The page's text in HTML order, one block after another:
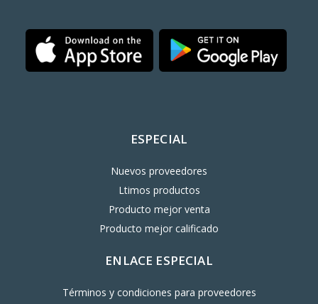
ESPECIAL
Nuevos proveedores
Ltimos productos
Producto mejor venta
Producto mejor calificado
ENLACE ESPECIAL
Términos y condiciones para proveedores